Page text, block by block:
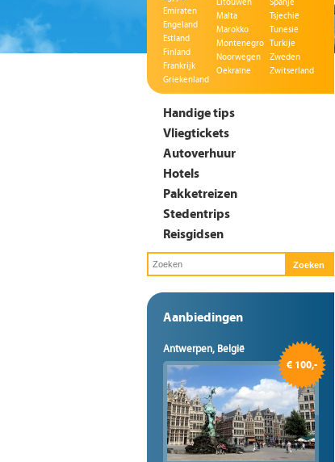
Emiraten
Engeland
Estland
Finland
Frankrijk
Griekenland
Malta
Marokko
Montenegro
Noorwegen
Oekraïne
Tsjechië
Tunesië
Turkije
Zweden
Zwitserland
Handige tips
Vliegtickets
Autoverhuur
Hotels
Pakketreizen
Stedentrips
Reisgidsen
Aanbiedingen
Antwerpen, België
€ 100,-